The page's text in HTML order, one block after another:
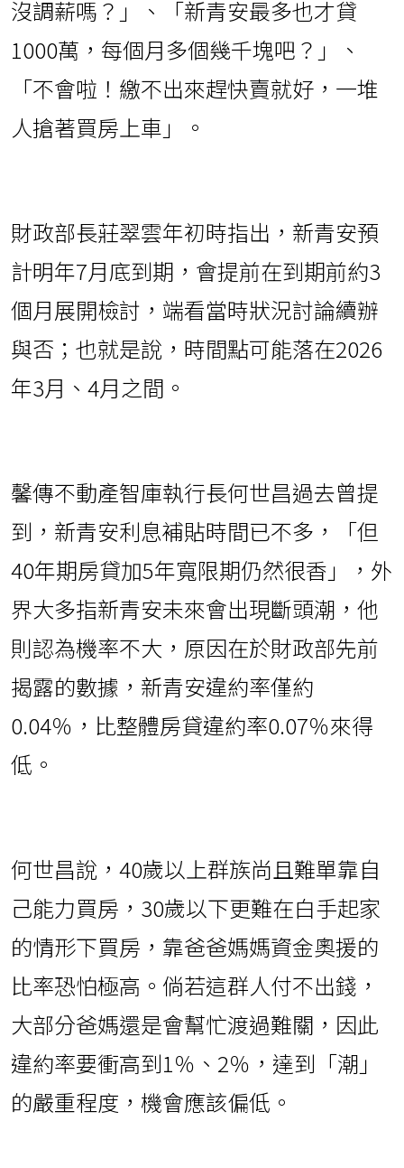
沒調薪嗎？」、「新青安最多也才貸
1000萬，每個月多個幾千塊吧？」、
「不會啦！繳不出來趕快賣就好，一堆
人搶著買房上車」。
財政部長莊翠雲年初時指出，新青安預
計明年7月底到期，會提前在到期前約3
個月展開檢討，端看當時狀況討論續辦
與否；也就是說，時間點可能落在2026
年3月、4月之間。
馨傳不動產智庫執行長何世昌過去曾提
到，新青安利息補貼時間已不多，「但
40年期房貸加5年寬限期仍然很香」，外
界大多指新青安未來會出現斷頭潮，他
則認為機率不大，原因在於財政部先前
揭露的數據，新青安違約率僅約
0.04％，比整體房貸違約率0.07％來得
低。
何世昌說，40歲以上群族尚且難單靠自
己能力買房，30歲以下更難在白手起家
的情形下買房，靠爸爸媽媽資金奧援的
比率恐怕極高。倘若這群人付不出錢，
大部分爸媽還是會幫忙渡過難關，因此
違約率要衝高到1％、2％，達到「潮」
的嚴重程度，機會應該偏低。